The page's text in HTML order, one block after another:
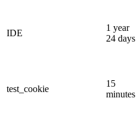
IDE
1 year
24 days
test_cookie
15
minutes